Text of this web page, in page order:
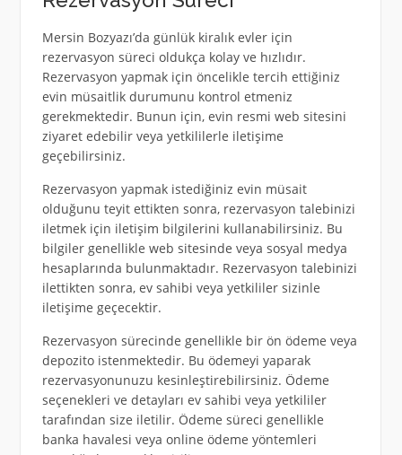
Mersin Bozyazı’da günlük kiralık evler için
rezervasyon süreci oldukça kolay ve hızlıdır.
Rezervasyon yapmak için öncelikle tercih ettiğiniz
evin müsaitlik durumunu kontrol etmeniz
gerekmektedir. Bunun için, evin resmi web sitesini
ziyaret edebilir veya yetkililerle iletişime
geçebilirsiniz.
Rezervasyon yapmak istediğiniz evin müsait
olduğunu teyit ettikten sonra, rezervasyon talebinizi
iletmek için iletişim bilgilerini kullanabilirsiniz. Bu
bilgiler genellikle web sitesinde veya sosyal medya
hesaplarında bulunmaktadır. Rezervasyon talebinizi
ilettikten sonra, ev sahibi veya yetkililer sizinle
iletişime geçecektir.
Rezervasyon sürecinde genellikle bir ön ödeme veya
depozito istenmektedir. Bu ödemeyi yaparak
rezervasyonunuzu kesinleştirebilirsiniz. Ödeme
seçenekleri ve detayları ev sahibi veya yetkililer
tarafından size iletilir. Ödeme süreci genellikle
banka havalesi veya online ödeme yöntemleri